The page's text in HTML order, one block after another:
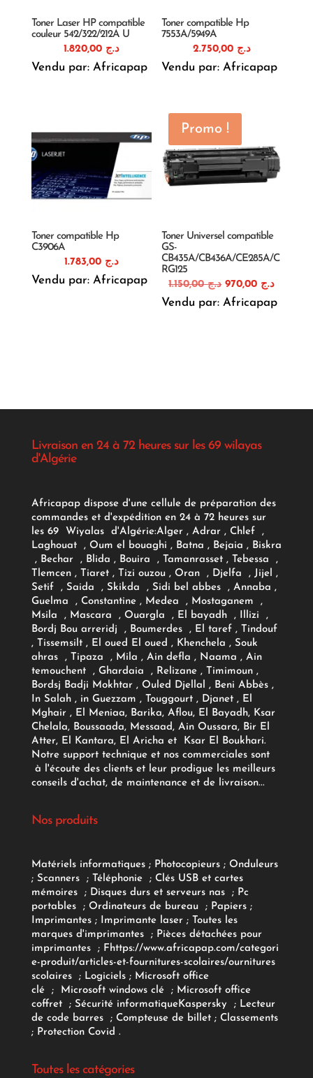
Toner Laser HP compatible
couleur 542/322/212A U
د.ج 1.820,00
Vendu par: Africapap
Toner compatible Hp
7553A/5949A
د.ج 2.750,00
Vendu par: Africapap
Toner compatible Hp
C3906A
د.ج 1.783,00
Vendu par: Africapap
Promo !
Toner Universel compatible
GS-
CB435A/CB436A/CE285A/C
RG125
د.ج1.150,00
Le
prix
د.جLe
prix
Vendu par: Africapap
Livraison en 24 à 72 heures sur les 69 wilayas
d'Algérie
Africapap dispose d'une cellule de préparation des
commandes et d'expédition en 24 à 72 heures sur
les 69 Wiyalas d'Algérie:Alger , Adrar, Chlef ,
Laghouat , Oum el bouaghi , Batna , Bejaia , Biskra
, Bechar , Blida , Bouira , Tamanrasset , Tebessa ,
Tlemcen , Tiaret , Tizi ouzou , Oran , Djelfa , Jijel ,
Setif , Saida , Skikda , Sidi bel abbes , Annaba ,
Guelma , Constantine , Medea , Mostaganem ,
Msila , Mascara , Ouargla , El bayadh , Illizi ,
Bordj Bou arreridj , Boumerdes , El taref , Tindouf
, Tissemsilt , El oued El oued , Khenchela , Souk
ahras , Tipaza , Mila , Ain defla , Naama , Ain
temouchent , Ghardaia , Relizane , Timimoun ,
Bordsj Badji Mokhtar , Ouled Djellal , Beni Abbès ,
In Salah , in Guezzam , Touggourt , Djanet , El
Mghair , El Meniaa, Barika, Aflou, El Bayadh, Ksar
Chelala, Boussaada, Messaad, Ain Oussara, Bir El
Atter, El Kantara, El Aricha et Ksar El Boukhari.
Notre support technique et nos commerciales sont
à l'écoute des clients et leur prodigue les meilleurs
conseils d'achat, de maintenance et de livraison...
Nos produits
Matériels informatiques; Photocopieurs; Onduleurs
; Scanners ; Téléphonie ; Clés USB et cartes
mémoires
; Disques durs et serveurs nas ; Pc
portables
; Ordinateurs de bureau ; Papiers;
Imprimantes;Imprimante laser; Toutes les
marques d'imprimantes
; Pièces détachées pour
imprimantes
; F https://www.africapap.com/categori
e-produit/articles-et-fournitures-scolaires/ournitures
scolaires; Logiciels ; Microsoft office
clé
; Microsoft windows clé; Microsoft office
coffret ; Sécurité informatiqueKaspersky ; Lecteur
de code barres
; Compteuse de billet; Classements
; Protection Covid .
Toutes les catégories